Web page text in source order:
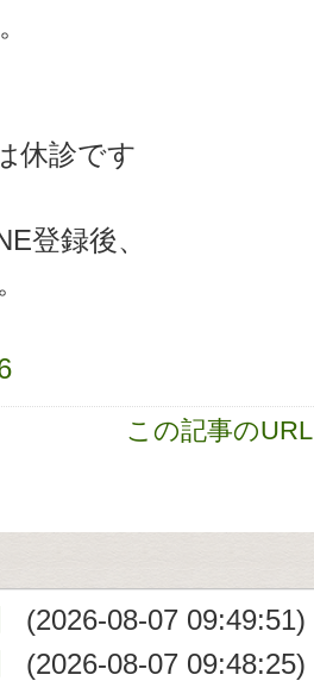
休診です
登録後、
この記事のURL
(2026-08-07 09:49:51)
(2026-08-07 09:48:25)